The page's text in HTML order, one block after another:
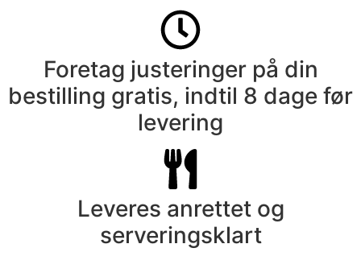
Foretag justeringer på din
bestilling gratis, indtil 8 dage før
levering
Leveres anrettet og
serveringsklart